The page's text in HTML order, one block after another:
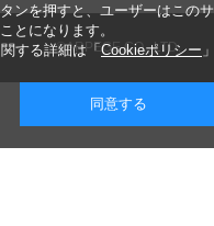
©ARPEGE CO., LTD.
表示 ： スマートフォン版 |
ンを押すと、ユーザーはこの
とになります。
する詳細は「Cookieポリシー
同意する